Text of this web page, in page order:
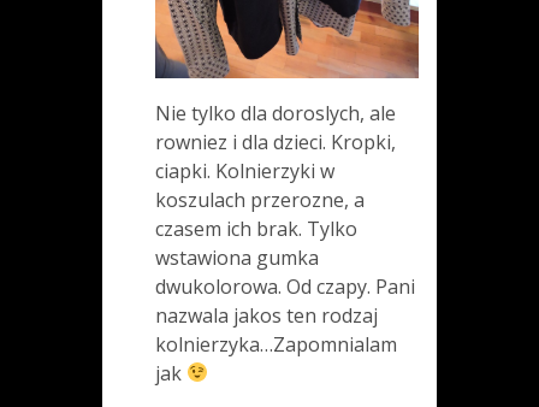
Nie tylko dla doroslych, ale
rowniez i dla dzieci. Kropki,
ciapki. Kolnierzyki w
koszulach przerozne, a
czasem ich brak. Tylko
wstawiona gumka
dwukolorowa. Od czapy. Pani
nazwala jakos ten rodzaj
kolnierzyka…Zapomnialam
jak